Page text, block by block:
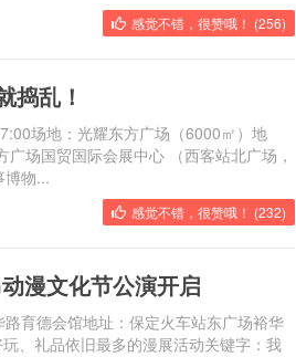
感觉不错，很赞哦！ (256)
捣乱！
场地：光耀东方广场（6000㎡）地
场国贸国际会展中心 （西客站北广场，
博物...
感觉不错，很赞哦！ (232)
漫文化节公演开启
育德会馆地址：保定火车站东广场裕华
、礼品依旧最多的漫展活动关键字：我